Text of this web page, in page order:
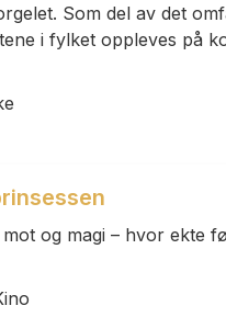
Som del av det
i fylket oppleves på
og magi – hvor ekte